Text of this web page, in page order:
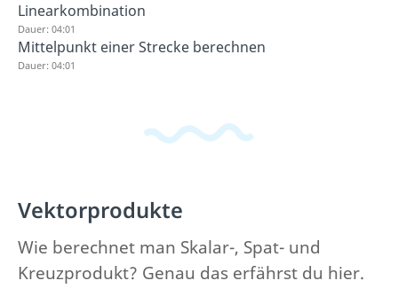
Linearkombination
Dauer: 04:01
Mittelpunkt einer Strecke berechnen
Dauer: 04:01
Vektorprodukte
Wie berechnet man Skalar-, Spat- und
Kreuzprodukt? Genau das erfährst du hier.